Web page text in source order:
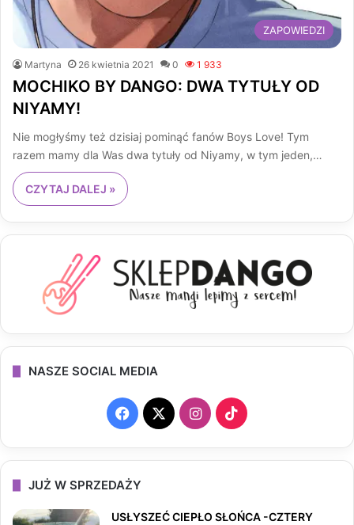
ZAPOWIEDZI
Martyna 26 kwietnia 2021 0 1 933
MOCHIKO BY DANGO: DWA TYTUŁY OD
NIYAMY!
Nie mogłyśmy też dzisiaj pominąć fanów Boys Love! Tym
razem mamy dla Was dwa tytuły od Niyamy, w tym jeden,…
CZYTAJ DALEJ »
NASZE SOCIAL MEDIA
F
a
c
e
X
I
n
T
i
T
JUŻ W SPRZEDAŻY
USŁYSZEĆ CIEPŁO SŁOŃCA -CZTERY